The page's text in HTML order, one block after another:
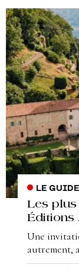
LE GUIDE
Les
Éditions
Une
autrement,